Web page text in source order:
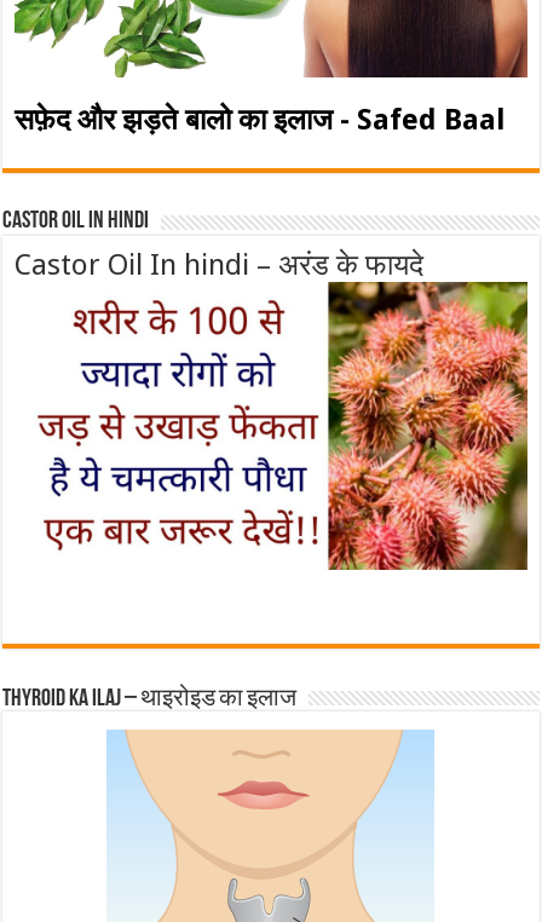
सफ़ेद और झड़ते बालो का इलाज - Safed Baal
Castor Oil In Hindi
Castor Oil In hindi – अरंड के फायदे
Thyroid ka ilaj – थाइरोइड का इलाज